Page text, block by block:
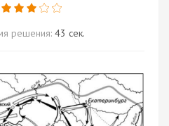
решения: 43 сек.